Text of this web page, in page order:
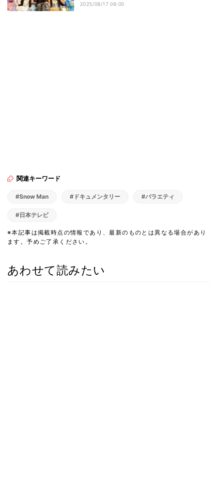
2025/08/17 06:00
関連キーワード
#Snow Man #ドキュメンタリー #バラエティ
#日本テレビ
※本記事は掲載時点の情報であり、最新のものとは異なる場合があり
ます。予めご了承ください。
あわせて読みたい